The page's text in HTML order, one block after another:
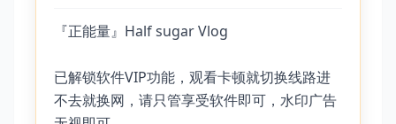
『正能量』Half sugar Vlog
已解锁软件VIP功能，观看卡顿就切换线路进
不去就换网，请只管享受软件即可，水印广告